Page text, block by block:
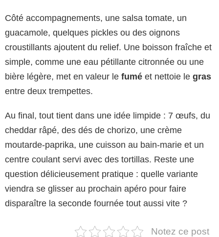
Côté accompagnements, une salsa tomate, un
guacamole, quelques pickles ou des oignons
croustillants ajoutent du relief. Une boisson fraîche et
simple, comme une eau pétillante citronnée ou une
bière légère, met en valeur le fumé et nettoie le gras
entre deux trempettes.
Au final, tout tient dans une idée limpide : 7 œufs, du
cheddar râpé, des dés de chorizo, une crème
moutarde-paprika, une cuisson au bain-marie et un
centre coulant servi avec des tortillas. Reste une
question délicieusement pratique : quelle variante
viendra se glisser au prochain apéro pour faire
disparaître la seconde fournée tout aussi vite ?
Notez ce post